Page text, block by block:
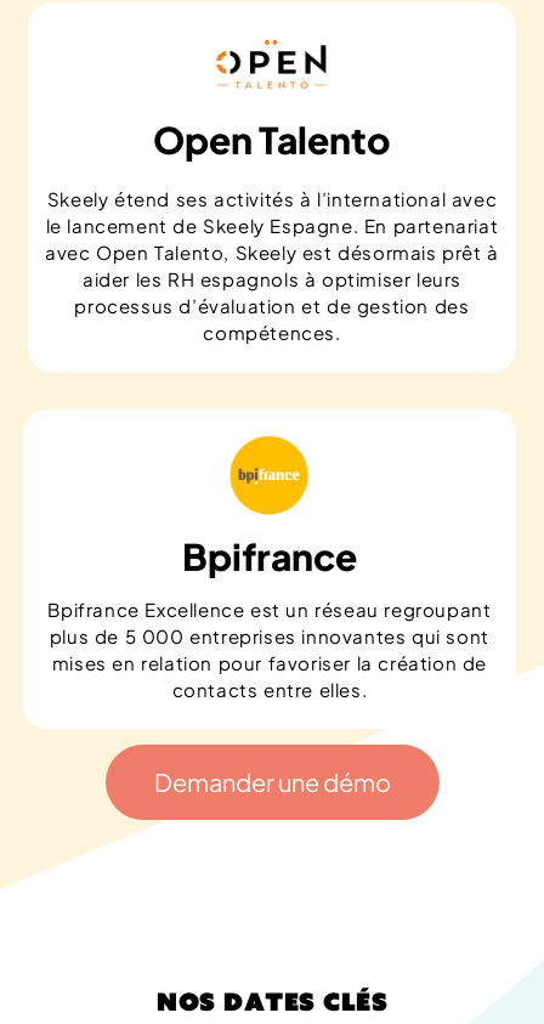
Open Talento
Skeely étend ses activités à l’international avec
le lancement de Skeely Espagne. En partenariat
avec Open Talento, Skeely est désormais prêt à
aider les RH espagnols à optimiser leurs
processus d’évaluation et de gestion des
compétences.
Bpifrance
Bpifrance Excellence est un réseau regroupant
plus de 5 000 entreprises innovantes qui sont
mises en relation pour favoriser la création de
contacts entre elles.
Demander une démo
Nos dates clés